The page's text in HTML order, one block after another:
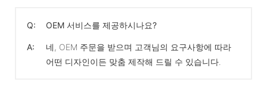
Q: OEM 서비스를 제공하시나요?
A:
네, OEM 주문을 받으며 고객님의 요구사항에 따라
어떤 디자인이든 맞춤 제작해 드릴 수 있습니다.